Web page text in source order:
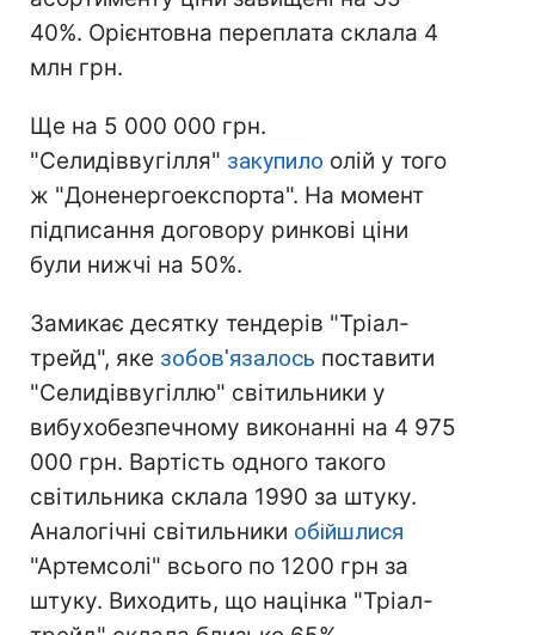
40%. Орієнтовна переплата склала 4
млн грн.
Ще на 5 000 000 грн.
"Селидіввугілля" закупило олій у того
ж "Доненергоекспорта". На момент
підписання договору ринкові ціни
були нижчі на 50%.
Замикає десятку тендерів "Тріал-
трейд", яке зобов'язалось поставити
"Селидіввугіллю" світильники у
вибухобезпечному виконанні на 4 975
000 грн. Вартість одного такого
світильника склала 1990 за штуку.
Аналогічні світильники обійшлися
"Артемсолі" всього по 1200 грн за
штуку. Виходить, що націнка "Тріал-